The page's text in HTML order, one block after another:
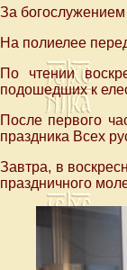
За
На полиелее
По чтении
подошедших к
После первого
праздника Всех
Завтра, в
праздничного